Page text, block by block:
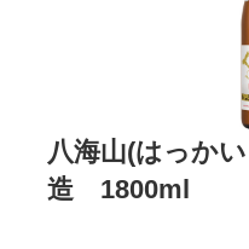
八海山(はっか
造 1800ml